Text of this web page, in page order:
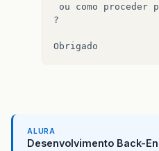
ou como
?
Obrigado
ALURA
Desenvolvimento Back-